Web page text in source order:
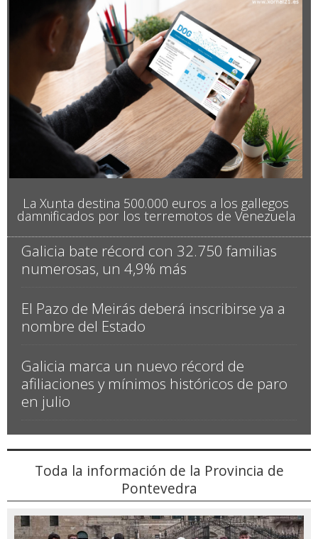
La Xunta destina 500.000 euros a los gallegos
damnificados por los terremotos de Venezuela
Galicia bate récord con 32.750 familias
numerosas, un 4,9% más
El Pazo de Meirás deberá inscribirse ya a
nombre del Estado
Galicia marca un nuevo récord de
afiliaciones y mínimos históricos de paro
en julio
Toda la información de la Provincia de
Pontevedra